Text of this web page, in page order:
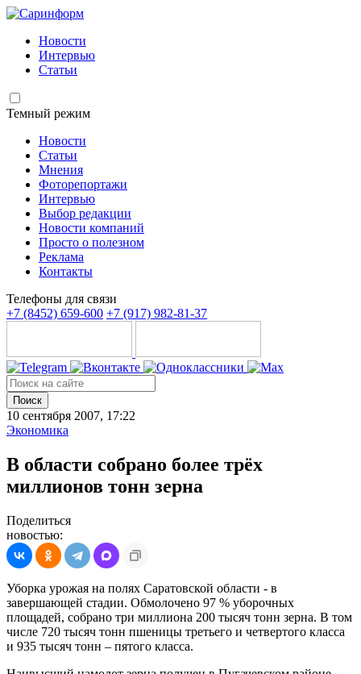
Новости
Интервью
Статьи
Темный режим
Новости
Статьи
Мнения
Фоторепортажи
Интервью
Выбор редакции
Новости компаний
Просто о полезном
Реклама
Контакты
Телефоны для связи
+7 (8452) 659-600 +7 (917) 982-81-37
Поиск
10 сентября 2007, 17:22
Экономика
В области собрано более трёх
миллионов тонн зерна
Поделиться
новостью:
Уборка урожая на полях Саратовской области - в
завершающей стадии. Обмолочено 97 % уборочных
площадей, собрано три миллиона 200 тысяч тонн зерна. В том
числе 720 тысяч тонн пшеницы третьего и четвертого класса
и 935 тысяч тонн – пятого класса.